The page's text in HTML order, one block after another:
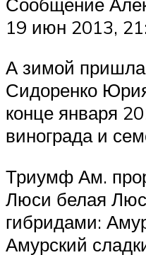
19 июн 2013,
А зимой
Сидоренко
конце января
винограда и
Триумф Ам.
Люси белая
гибридами:
Амурский